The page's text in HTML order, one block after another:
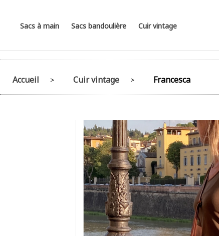
Sacs à main Sacs bandoulière Cuir vintage
Accueil Cuir vintage Francesca